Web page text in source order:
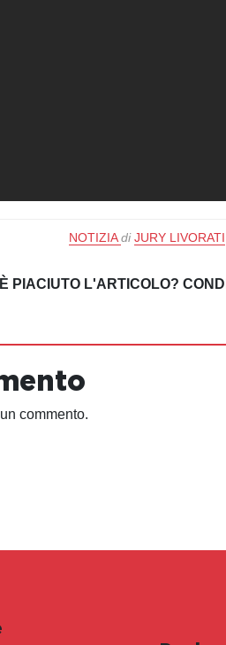
NOTIZIA di JURY LIVORATI
PIACIUTO L'ARTICOLO?
commento.